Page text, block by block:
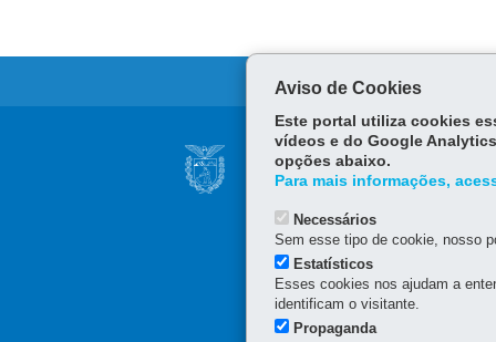
ok
Navegação
principal
RECEITA
PROJETO
Av. Vicente Machado, 445
Aviso de Cookies
Este portal utiliza cookies
vídeos e do Google
opções abaixo.
Para mais informações,
Necessários
Sem esse tipo de cookie, nosso
Estatísticos
Esses cookies nos ajudam a
identificam o visitante.
Propaganda